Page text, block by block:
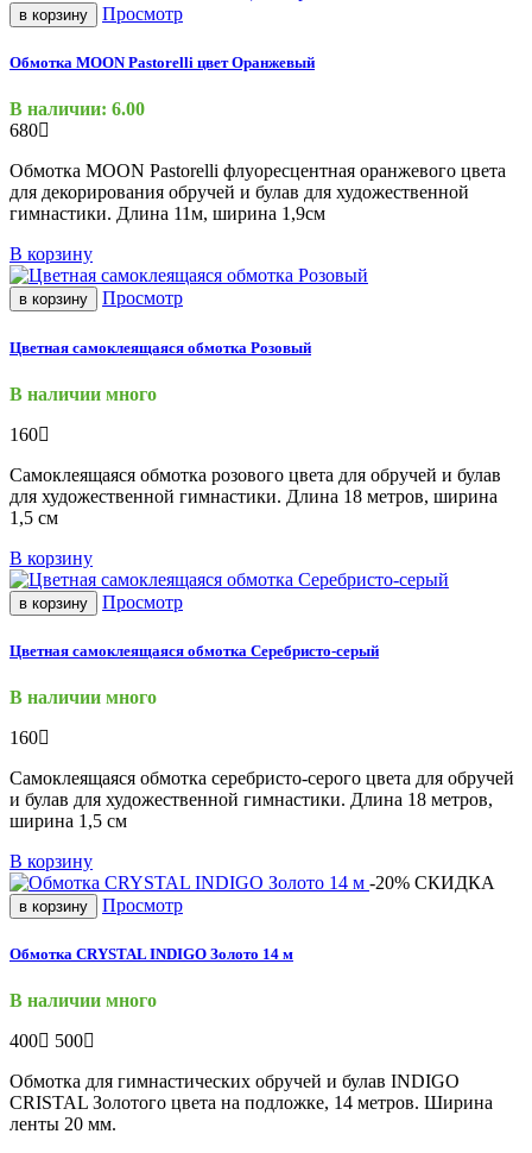
в корзину Просмотр
Обмотка MOON Pastorelli цвет Оранжевый
В наличии: 6.00
680
Обмотка MOON Pastorelli флуоресцентная оранжевого цвета
для декорирования обручей и булав для художественной
гимнастики. Длина 11м, ширина 1,9см
В корзину
в корзину Просмотр
Цветная самоклеящаяся обмотка Розовый
В наличии много
160
Самоклеящаяся обмотка розового цвета для обручей и булав
для художественной гимнастики. Длина 18 метров, ширина
1,5 см
В корзину
в корзину Просмотр
Цветная самоклеящаяся обмотка Серебристо-серый
В наличии много
160
Самоклеящаяся обмотка серебристо-серого цвета для обручей
и булав для художественной гимнастики. Длина 18 метров,
ширина 1,5 см
В корзину
-20% СКИДКА
в корзину Просмотр
Обмотка CRYSTAL INDIGO Золото 14 м
В наличии много
400
500
Обмотка для гимнастических обручей и булав INDIGO
CRISTAL Золотого цвета на подложке, 14 метров. Ширина
ленты 20 мм.